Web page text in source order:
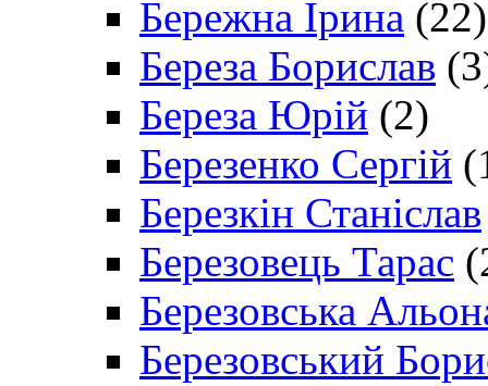
Бережна Ірина (22)
Береза Борислав
Береза Юрій (2)
Березенко Сергій
Березкін Станіслав
Березовець Тарас
Березовська
Березовський